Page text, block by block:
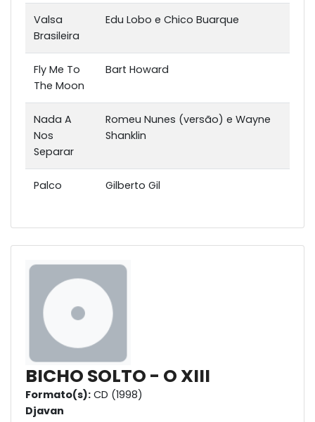
Valsa
Brasileira
Edu Lobo e Chico Buarque
Fly Me To
The Moon
Bart Howard
Nada A
Nos
Separar
Romeu Nunes (versão) e Wayne
Shanklin
Palco Gilberto Gil
BICHO SOLTO - O XIII
Formato(s): CD (1998)
Djavan